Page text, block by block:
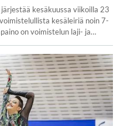
kesäkuussa viikoilla 23
kesäleiriä noin 7-
on voimistelun laji- ja…